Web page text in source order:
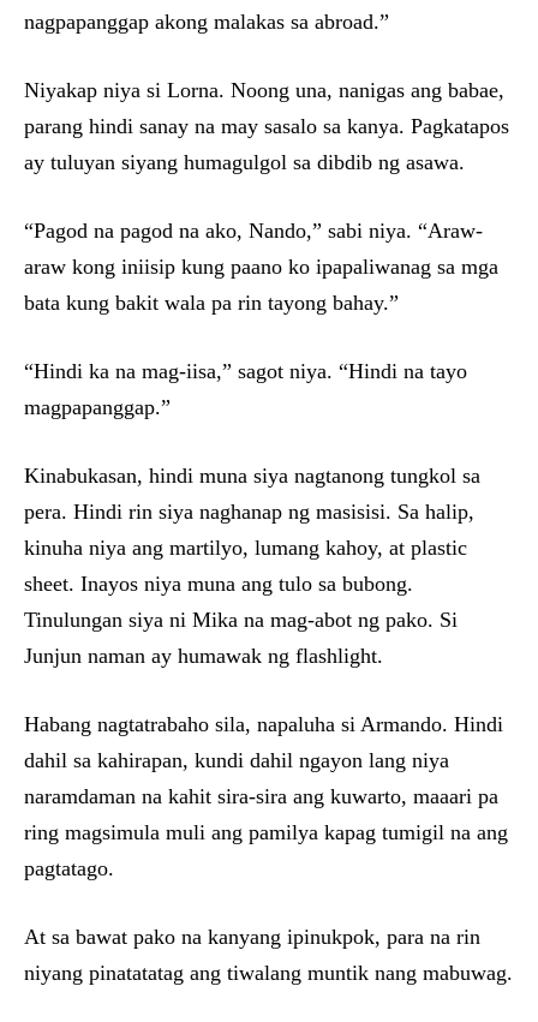
nagpapanggap akong malakas sa abroad.”
Niyakap niya si Lorna. Noong una, nanigas ang babae,
parang hindi sanay na may sasalo sa kanya. Pagkatapos
ay tuluyan siyang humagulgol sa dibdib ng asawa.
“Pagod na pagod na ako, Nando,” sabi niya. “Araw-
araw kong iniisip kung paano ko ipapaliwanag sa mga
bata kung bakit wala pa rin tayong bahay.”
“Hindi ka na mag-iisa,” sagot niya. “Hindi na tayo
magpapanggap.”
Kinabukasan, hindi muna siya nagtanong tungkol sa
pera. Hindi rin siya naghanap ng masisisi. Sa halip,
kinuha niya ang martilyo, lumang kahoy, at plastic
sheet. Inayos niya muna ang tulo sa bubong.
Tinulungan siya ni Mika na mag-abot ng pako. Si
Junjun naman ay humawak ng flashlight.
Habang nagtatrabaho sila, napaluha si Armando. Hindi
dahil sa kahirapan, kundi dahil ngayon lang niya
naramdaman na kahit sira-sira ang kuwarto, maaari pa
ring magsimula muli ang pamilya kapag tumigil na ang
pagtatago.
At sa bawat pako na kanyang ipinukpok, para na rin
niyang pinatatatag ang tiwalang muntik nang mabuwag.